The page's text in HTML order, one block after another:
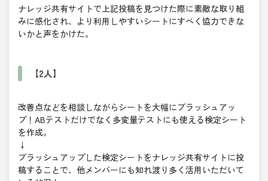
ナレッジ共有サイトで上記投稿を見つけた際に素敵な取り組
みに感化され、より利用しやすいシートにすべく協力できな
いかと声をかけた。
【2人】
改善点などを相談しながらシートを大幅にブラッシュアッ
プ！ABテストだけでなく多変量テストにも使える検定シート
を作成。
↓
ブラッシュアップした検定シートをナレッジ共有サイトに投
稿することで、他メンバーにも知れ渡り多く活用いただいて